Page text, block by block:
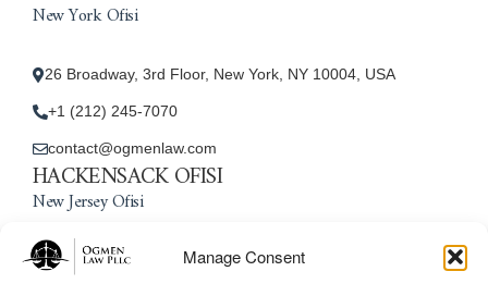
Manage Consent
New York Ofisi
26 Broadway, 3rd Floor, New York, NY 10004, USA
+1 (212) 245-7070
contact@ogmenlaw.com
HACKENSACK OFISI
New Jersey Ofisi
45 Essex Street, Unit: 105, Hackensack, NJ 07601, USA